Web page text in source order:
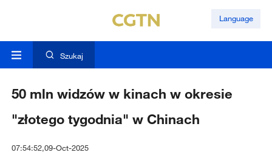
Language
Szukaj
50 mln widzów w kinach w okresie
"złotego tygodnia" w Chinach
07:54:52,09-Oct-2025